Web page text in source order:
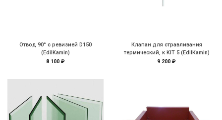
Отвод 90° с ревизией D150
(EdilKamin)
8 100 ₽
Клапан для стравливания
термический, к KIT 5 (EdilKamin)
9 200 ₽